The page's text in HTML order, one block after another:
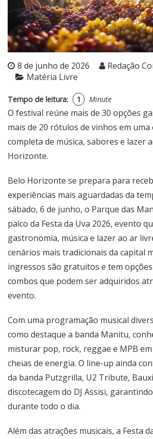
8 de junho de 2026
Redação
Matéria Livre
Tempo de leitura: 1 Minute
O festival reúne mais de 30 opções
mais de 20 rótulos de vinhos em uma
completa de música, sabores e lazer
Horizonte.
Belo Horizonte se prepara para
experiências mais aguardadas da
sábado, 6 de junho, o Parque das
palco da Festa da Uva 2026, evento
gastronomia, música e lazer ao ar
cenários mais tradicionais da capital
ingressos são gratuitos e tem
combos que podem ser adquiridos
evento.
Com uma programação musical
como destaque a banda Manitu,
misturar pop, rock, reggae e MPB
cheias de energia. O line-up ainda
da banda Putzgrilla, U2 Tribute,
discotecagem do DJ Assisi,
durante todo o dia.
Além das atrações musicais, a Festa